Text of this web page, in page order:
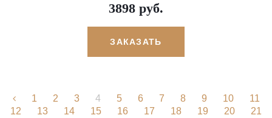
3898 руб.
ЗАКАЗАТЬ
1 2 3 4 5 6 7 8 9 10
11
12
13 14 15 16 17 18 19 20
21